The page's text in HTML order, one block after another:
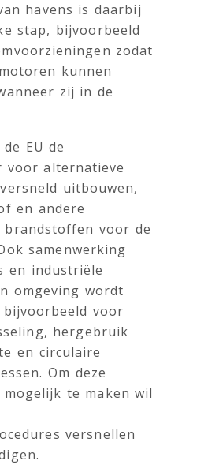
havens is daarbij
stap, bijvoorbeeld
zodat
kunnen
zij in de
EU de
alternatieve
uitbouwen,
en andere
brandstoffen voor de
samenwerking
en industriële
omgeving wordt
voor
hergebruik
en circulaire
Om deze
te maken wil
versnellen